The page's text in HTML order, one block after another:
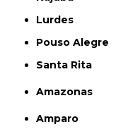
Lurdes
Pouso Alegre
Santa Rita
Amazonas
Amparo